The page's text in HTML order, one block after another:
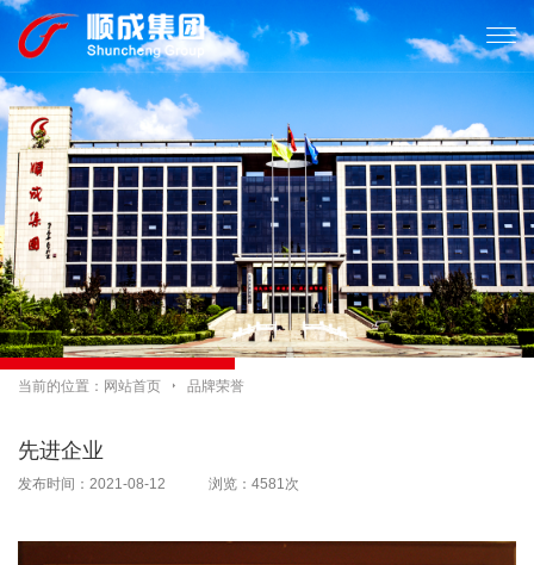

当前的位置： 网站首页  品牌荣誉
先进企业
发布时间：2021-08-12 浏览：4581次